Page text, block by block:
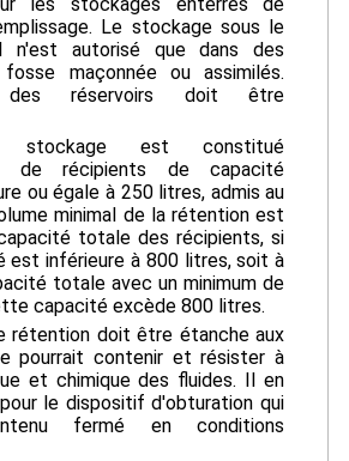
Le stockage sous le
n'est autorisé que dans des
maçonnée ou assimilés.
des réservoirs doit être
stockage est constitué
de récipients de capacité
ou égale à 250 litres, admis au
minimal de la rétention est
totale des récipients, si
inférieure à 800 litres, soit à
totale avec un minimum de
capacité excède 800 litres.
rétention doit être étanche aux
pourrait contenir et résister à
et chimique des fluides. Il en
le dispositif d'obturation qui
fermé en conditions